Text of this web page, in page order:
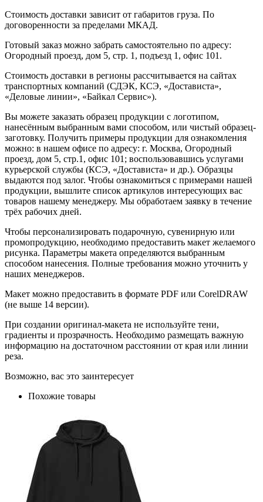
Стоимость доставки зависит от габаритов груза. По
договоренности за пределами МКАД.
Готовый заказ можно забрать самостоятельно по адресу:
Огородный проезд, дом 5, стр. 1, подъезд 1, офис 101.
Стоимость доставки в регионы рассчитывается на сайтах
транспортных компаний (СДЭК, КСЭ, «Достависта»,
«Деловые линии», «Байкал Сервис»).
Вы можете заказать образец продукции с логотипом,
нанесённым выбранным вами способом, или чистый образец-
заготовку. Получить примеры продукции для ознакомления
можно: в нашем офисе по адресу: г. Москва, Огородный
проезд, дом 5, стр.1, офис 101; воспользовавшись услугами
курьерской службы (КСЭ, «Достависта» и др.). Образцы
выдаются под залог. Чтобы ознакомиться с примерами нашей
продукции, вышлите список артикулов интересующих вас
товаров нашему менеджеру. Мы обработаем заявку в течение
трёх рабочих дней.
Чтобы персонализировать подарочную, сувенирную или
промопродукцию, необходимо предоставить макет желаемого
рисунка. Параметры макета определяются выбранным
способом нанесения. Полные требования можно уточнить у
наших менеджеров.
Макет можно предоставить в формате PDF или CorelDRAW
(не выше 14 версии).
При создании оригинал-макета не используйте тени,
градиенты и прозрачность. Необходимо размещать важную
информацию на достаточном расстоянии от края или линии
реза.
Возможно, вас это заинтересует
Похожие товары